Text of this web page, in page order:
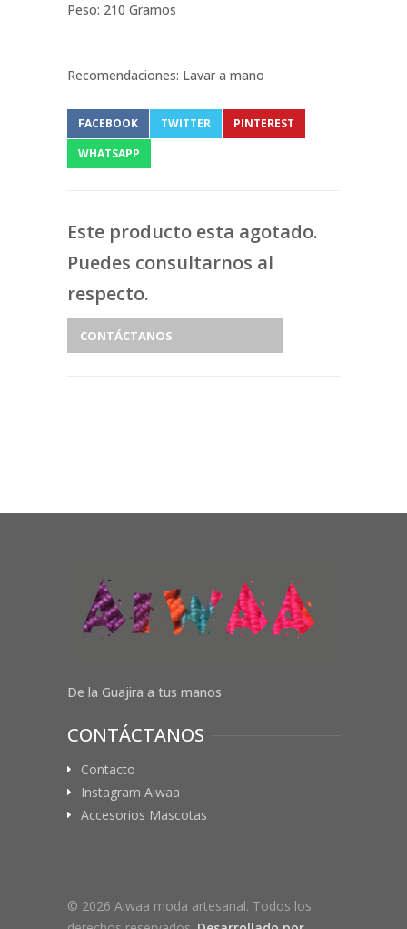
Peso: 210 Gramos
Recomendaciones: Lavar a mano
FACEBOOK TWITTER
PINTEREST
WHATSAPP
Este producto esta agotado.
Puedes consultarnos al
respecto.
CONTÁCTANOS
De la Guajira a tus manos
CONTÁCTANOS
Contacto
Instagram Aiwaa
Accesorios Mascotas
© 2026 Aiwaa moda artesanal. Todos los